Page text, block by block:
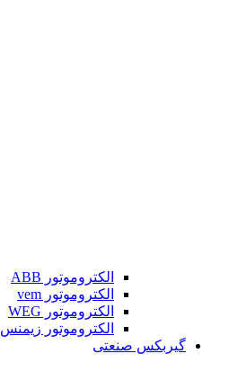
الکتروموتور ABB
الکتروموتور vem
الکتروموتور WEG
الکتروموتور زیمنس
گیربکس صنعتی